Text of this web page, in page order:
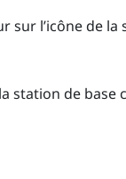
sur l’icône de
station de